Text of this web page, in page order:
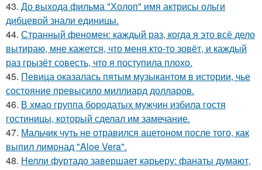
43. До выхода фильма "Холоп" имя актрисы ольги
дибцевой знали единицы.
44. Странный феномен: каждый раз, когда я это всё дело
вытираю, мне кажется, что меня кто-то зовёт, и каждый
раз грызёт совесть, что я поступила плохо.
45. Певица оказалась пятым музыкантом в истории, чье
состояние превысило миллиард долларов.
46. В хмао группа бородатых мужчин избила гостя
гостиницы, который сделал им замечание.
47. Мальчик чуть не отравился ацетоном после того, как
выпил лимонад "Aloe Vera".
48. Нелли фуртадо завершает карьеру: фанаты думают,